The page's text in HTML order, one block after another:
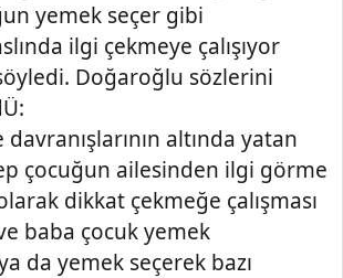
yemek seçer gibi
ilgi çekmeye çalışıyor
Doğaroğlu sözlerini
davranışlarının altında yatan
çocuğun ailesinden ilgi görme
dikkat çekmeğe çalışması
baba çocuk yemek
da yemek seçerek bazı